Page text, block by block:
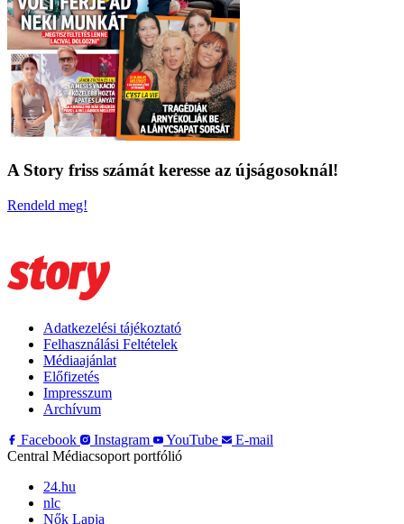
A Story friss számát keresse az újságosoknál!
Rendeld meg!
Adatkezelési tájékoztató
Felhasználási Feltételek
Médiaajánlat
Előfizetés
Impresszum
Archívum
Facebook
Instagram YouTube
E-mail
Central Médiacsoport portfólió
24.hu
nlc
Nők Lapja